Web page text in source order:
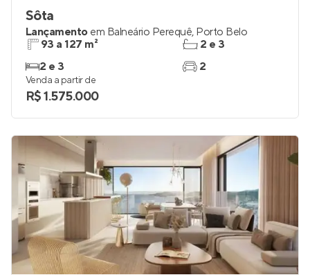
Sôta
Lançamento em Balneário Perequê, Porto Belo
93 a 127 m²
2 e 3
2 e 3
2
Venda a partir de
R$ 1.575.000